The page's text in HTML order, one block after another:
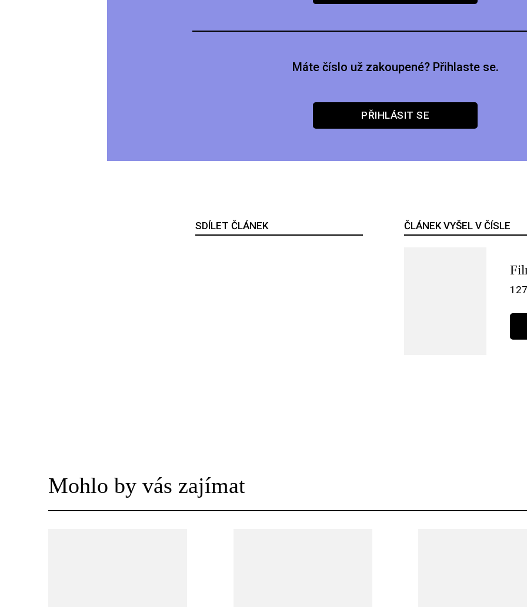
Máte číslo už zakoupené? Přihlaste se.
PŘIHLÁSIT SE
SDÍLET ČLÁNEK ČLÁNEK VYŠEL V ČÍSLE
Mohlo by vás zajímat